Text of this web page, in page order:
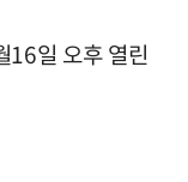
16일 오후 열린